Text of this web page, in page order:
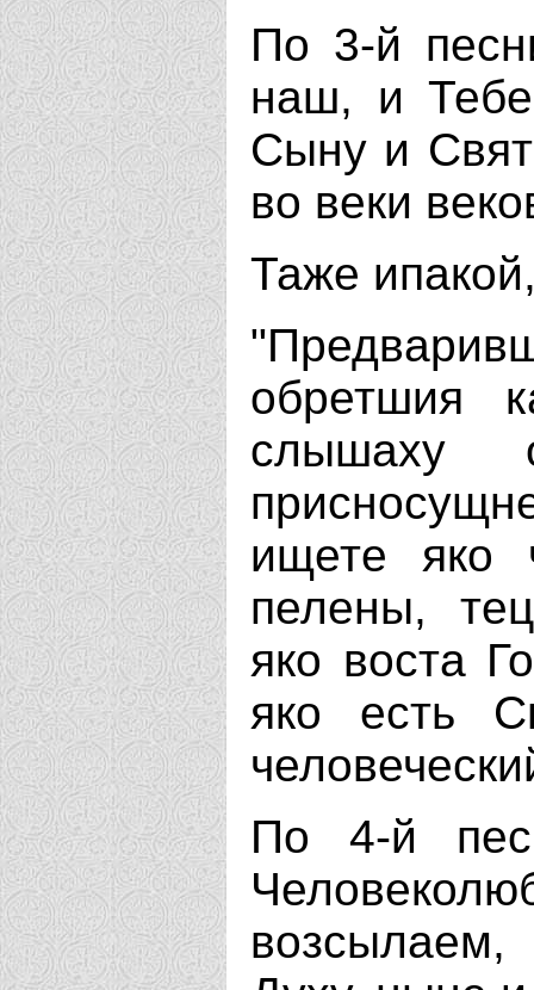
По 3-й
наш, и
Сыну и
во веки
Таже
обретшия
слышаху
ищете яко
пелены,
яко воста
яко есть
По 4-й